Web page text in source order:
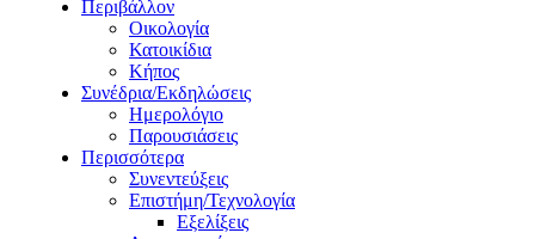
Περιβάλλον
Οικολογία
Κατοικίδια
Κήπος
Συνέδρια/Εκδηλώσεις
Ημερολόγιο
Παρουσιάσεις
Περισσότερα
Συνεντεύξεις
Επιστήμη/Τεχνολογία
Εξελίξεις